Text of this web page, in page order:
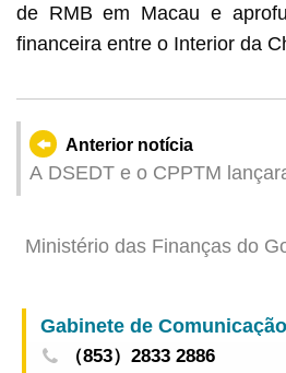
de RMB em Macau e
financeira entre o Interior da
Anterior notícia
A DSEDT e o CPPTM
cujas inscrições já estão
Ministério das Finanças do
Administrativa Especial de
Conjunto sobre a emissão de
nacionais em Renminbi em
Gabinete de
（853）2833 2886